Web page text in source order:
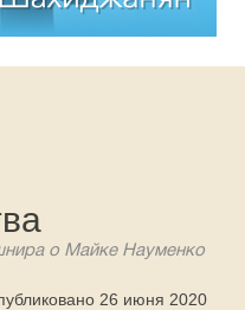
о Майке Науменко
26 июня 2020